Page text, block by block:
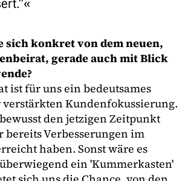
sich konkret von dem neuen,
gerade auch mit Blick
ist für uns ein bedeutsames
Kundenfokussierung.
den jetzigen Zeitpunkt
Verbesserungen im
haben. Sonst wäre es
ein 'Kummerkasten'